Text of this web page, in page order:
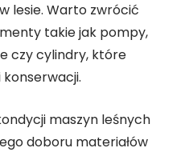
lesie. Warto zwrócić
takie jak pompy,
czy cylindry, które
maszyn leśnych
doboru materiałów